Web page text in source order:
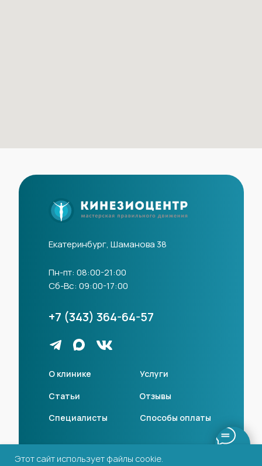
Екатеринбург, Шаманова 38
+7 (343) 364-64-57
Пн-пт: 08:00-21:00
Сб-Вс: 09:00-17:00
О клинике
Статьи
Специалисты
Услуги
Отзывы
Способы оплаты
Этот сайт использует файлы cookie.